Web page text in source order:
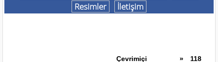
Resimler
İletişim
Çevrimiçi » 118